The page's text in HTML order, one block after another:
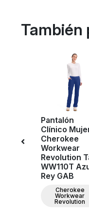
Pantalón
Clínico
Cherokee
Workwear
Revolution
WW110T
Rey GAB
Cherokee
Workwear
Revolution